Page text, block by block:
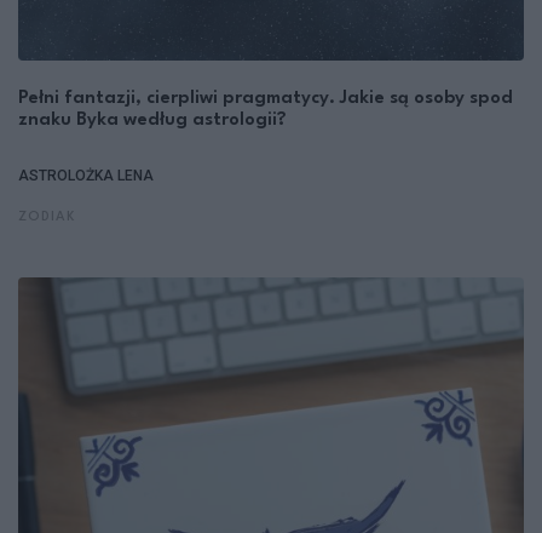
Pełni fantazji, cierpliwi pragmatycy. Jakie są osoby spod
znaku Byka według astrologii?
ASTROLOŻKA LENA